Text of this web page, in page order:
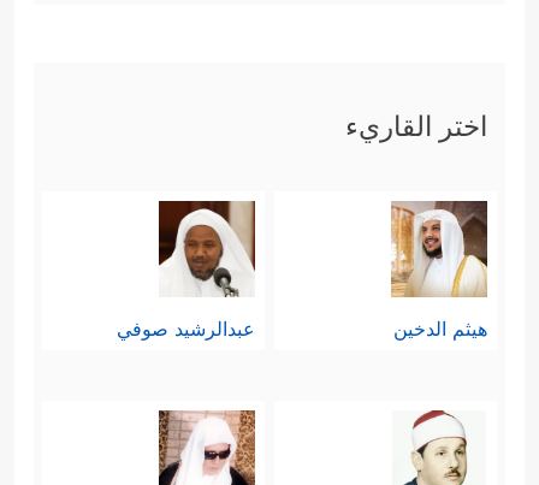
اختر القاريء
هيثم الدخين عبدالرشيد صوفي